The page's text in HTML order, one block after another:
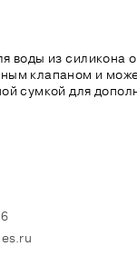
воды из силикона
клапаном и
сумкой для